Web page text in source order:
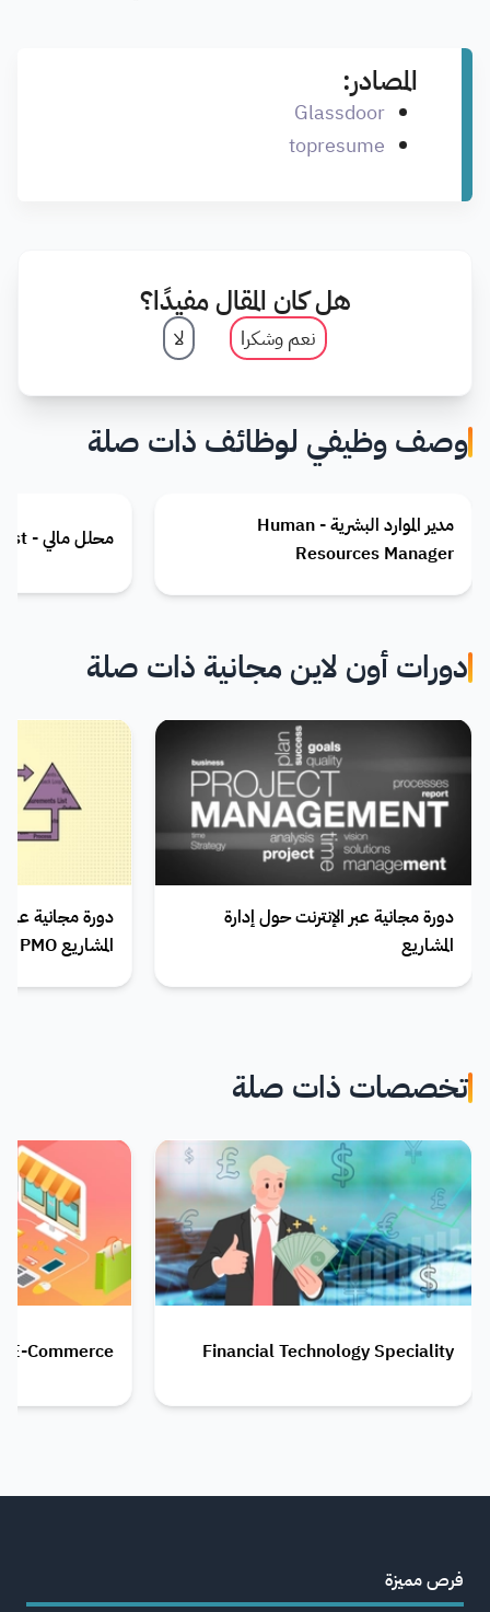
المصادر:
Glassdoor
topresume
هل كان المقال مفيدًا؟
نعم وشكرا لا
وصف وظيفي لوظائف ذات صلة
مدير الموارد البشرية - Human
Resources Manager
محلل مالي - Financial Analyst
دورات أون لاين مجانية ذات صلة
دورة مجانية عبر الإنترنت حول إدارة
المشاريع
دورة مجانية عبر
المشاريع PMO من edX
تخصصات ذات صلة
Financial Technology Speciality
E-Commerce
فرص مميزة